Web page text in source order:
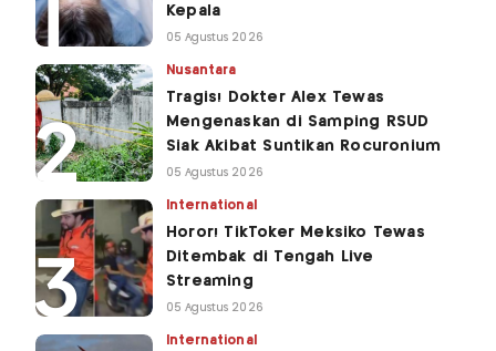
Kepala
05 Agustus 2026
Nusantara
Tragis! Dokter Alex Tewas
Mengenaskan di Samping RSUD
Siak Akibat Suntikan Rocuronium
05 Agustus 2026
International
Horor! TikToker Meksiko Tewas
Ditembak di Tengah Live
Streaming
05 Agustus 2026
International